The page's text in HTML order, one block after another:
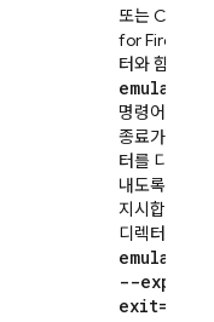
또는Cloud
for Firebase
터와 함께 사
명령어에 설
종료가 발생
터를 디렉터
내도록 에뮬
지시합니다.
디렉터리는
--
exit=